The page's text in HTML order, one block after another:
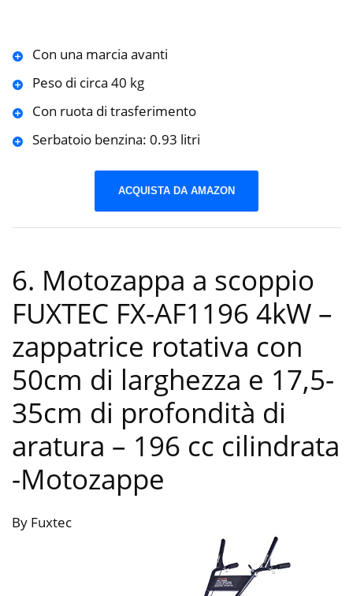
Con una marcia avanti
Peso di circa 40 kg
Con ruota di trasferimento
Serbatoio benzina: 0.93 litri
ACQUISTA DA AMAZON
6. Motozappa a scoppio
FUXTEC FX-AF1196 4kW –
zappatrice rotativa con
50cm di larghezza e 17,5-
35cm di profondità di
aratura – 196 cc cilindrata
-Motozappe
By Fuxtec